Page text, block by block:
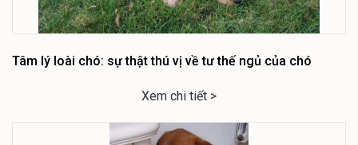
Tâm lý loài chó: sự thật thú vị về tư thế ngủ của chó
Xem chi tiết >